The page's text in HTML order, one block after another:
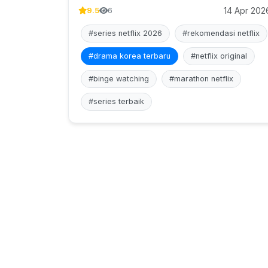
9.5 6 14 Apr
#series netflix 2026 #rekomendasi netflix
#drama korea terbaru #netflix original
#binge watching #marathon netflix
#series terbaik